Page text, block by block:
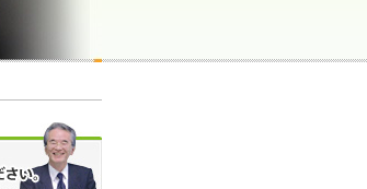
た。
85-90-95